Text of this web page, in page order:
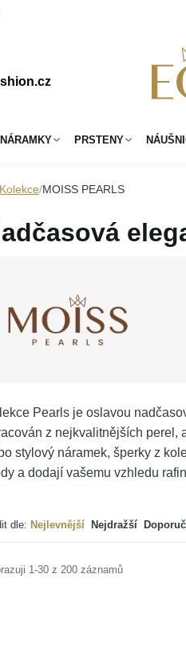
NÁRAMKY PRSTENY
Kolekce MOISS PEARLS
Pearls je oslavou
z nejkvalitnějších perel,
stylový náramek, šperky z
a dodají vašemu vzhledu
dle: Nejlevnější Nejdražší
1-30 z 200 záznamů